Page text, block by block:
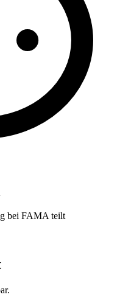
bei FAMA teilt